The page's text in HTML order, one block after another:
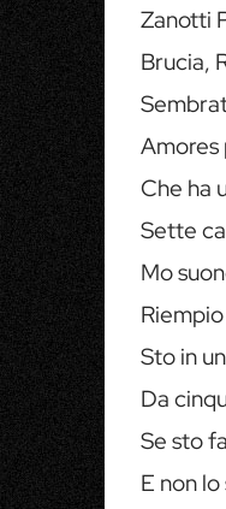
Zanotti
Brucia,
Amores
Che ha
Sette
Mo
Sto in
Da
Se sto
E non